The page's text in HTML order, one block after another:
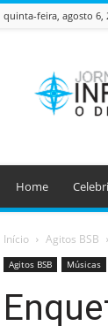
quinta-feira, agosto 6,
Home
Início Agitos BSB
Agitos BSB Músicas